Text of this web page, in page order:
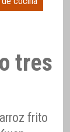
tres
frito